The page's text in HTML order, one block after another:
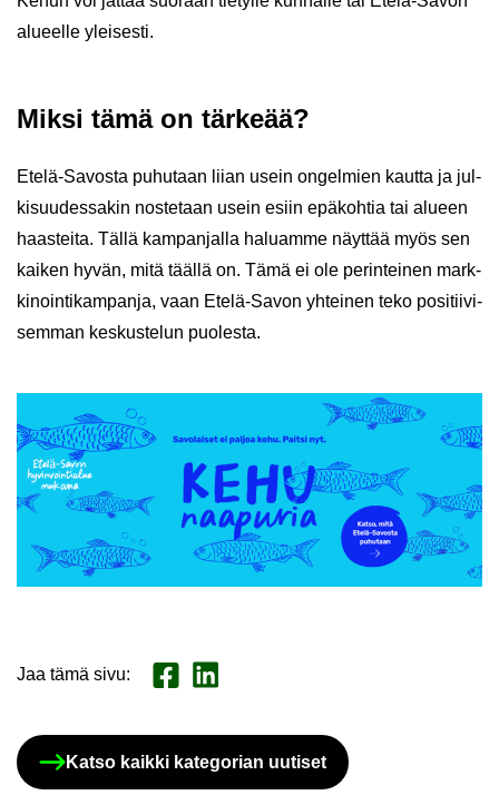
alu­eel­le ylei­ses­ti.
Miksi tämä on tär­ke­ää?
Etelä-​Savosta pu­hu­taan liian usein on­gel­mien kaut­ta ja jul­
ki­suu­des­sa­kin nos­te­taan usein esiin epä­koh­tia tai alu­een
haas­tei­ta. Tällä kam­pan­jal­la ha­luam­me näyt­tää myös sen
kai­ken hyvän, mitä tääl­lä on. Tämä ei ole pe­rin­tei­nen mark­
ki­noin­ti­kam­pan­ja, vaan Etelä-​Savon yh­tei­nen teko po­si­tii­vi­
sem­man kes­kus­te­lun puo­les­ta.
Jaa tämä sivu: Jaa Face­book
Jaa Lin­ke­dI­nis­sä
Katso kaik­ki ka­te­go­rian uu­ti­set